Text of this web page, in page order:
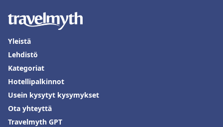
Yleistä
Lehdistö
Kategoriat
Hotellipalkinnot
Usein kysytyt kysymykset
Ota yhteyttä
Travelmyth GPT